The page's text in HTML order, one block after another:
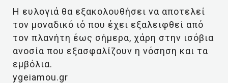
Η ευλογιά θα εξακολουθήσει να αποτελεί
τον μοναδικό ιό που έχει εξαλειφθεί από
τον πλανήτη έως σήμερα, χάρη στην ισόβια
ανοσία που εξασφαλίζουν η νόσηση και τα
εμβόλια.
ygeiamou.gr